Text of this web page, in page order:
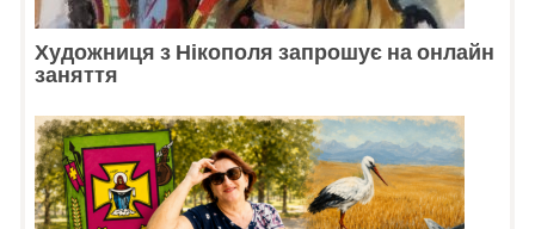
Художниця з Нікополя запрошує на онлайн
заняття